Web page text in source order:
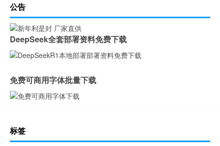
公告
DeepSeek全套部署资料免费下载
免费可商用字体批量下载
标签